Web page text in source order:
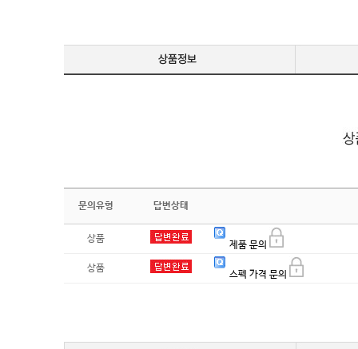
문의유형 답변상태
상품
제품 문의
상품
스펙 가격 문의